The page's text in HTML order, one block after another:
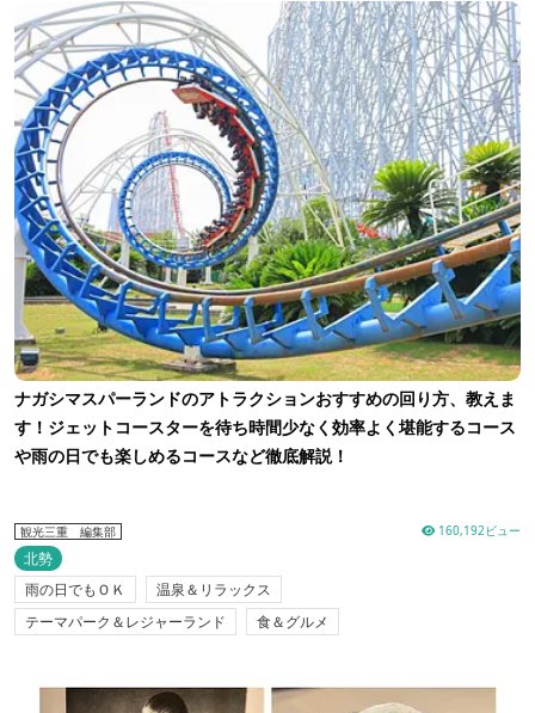
ナガシマスパーランドのアトラクションおすすめの回り方、教えま
す！ジェットコースターを待ち時間少なく効率よく堪能するコース
や雨の日でも楽しめるコースなど徹底解説！
観光三重 編集部 160,192ビュー
北勢
雨の日でもＯＫ
温泉＆リラックス
テーマパーク＆レジャーランド
食＆グルメ